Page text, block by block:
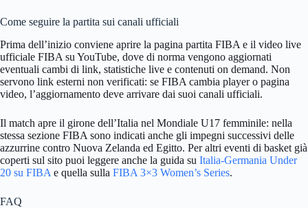
Come seguire la partita sui canali ufficiali
Prima dell’inizio conviene aprire la pagina partita FIBA e il video live
ufficiale FIBA su YouTube, dove di norma vengono aggiornati
eventuali cambi di link, statistiche live e contenuti on demand. Non
servono link esterni non verificati: se FIBA cambia player o pagina
video, l’aggiornamento deve arrivare dai suoi canali ufficiali.
Il match apre il girone dell’Italia nel Mondiale U17 femminile: nella
stessa sezione FIBA sono indicati anche gli impegni successivi delle
azzurrine contro Nuova Zelanda ed Egitto. Per altri eventi di basket già
coperti sul sito puoi leggere anche la guida su Italia-Germania Under
20 su FIBA e quella sulla FIBA 3×3 Women’s Series.
FAQ